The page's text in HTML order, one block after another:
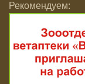
Рекомендуем: